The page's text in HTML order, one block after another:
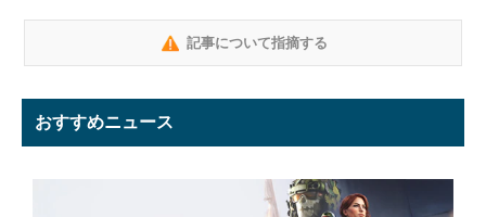
記事について指摘する
おすすめニュース